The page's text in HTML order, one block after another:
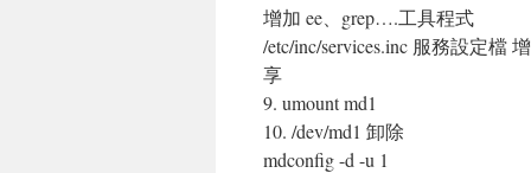
增加 ee、grep….工具程式
/etc/inc/services.inc 服務設定檔
享
9. umount md1
10. /dev/md1 卸除
mdconfig -d -u 1